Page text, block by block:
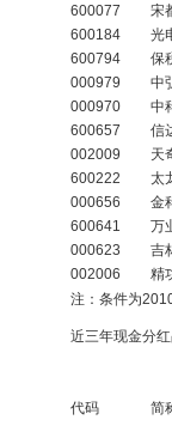
600077
宋
600184
光
600794
保
000979
中
000970
中
600657
信
002009
天
600222
太
000656
金
600641
万
000623
吉
002006
精
注：条件为
近三年现金分
代码 简